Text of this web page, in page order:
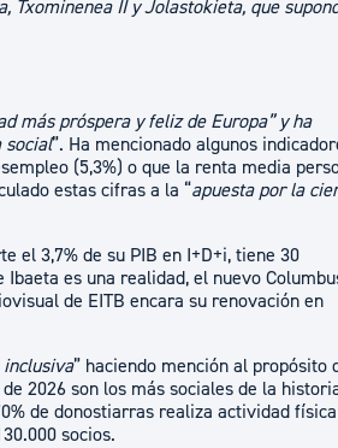
Txominenea II y Jolastokieta, que
más próspera y feliz de Europa” y ha
social”. Ha mencionado algunos
(5,3%) o que la renta media
estas cifras a la “apuesta por la
el 3,7% de su PIB en I+D+i, tiene 30
es una realidad, el nuevo
de EITB encara su renovación en
” haciendo mención al propósito
2026 son los más sociales de la
de donostiarras realiza actividad
socios.